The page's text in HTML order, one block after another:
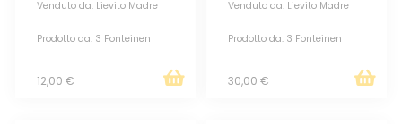
Venduto da: Lievito Madre
Prodotto da: 3 Fonteinen
12,00 €
Venduto da: Lievito Madre
Prodotto da: 3 Fonteinen
30,00 €